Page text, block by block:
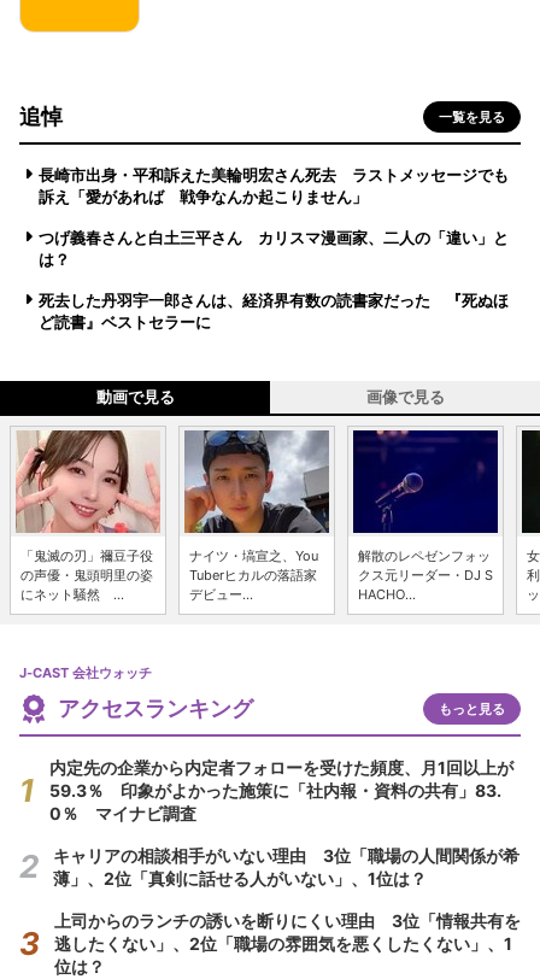
追悼 一覧を見る
長崎市出身・平和訴えた美輪明宏さん死去 ラストメッセージでも
訴え「愛があれば 戦争なんか起こりません」
つげ義春さんと白土三平さん カリスマ漫画家、二人の「違い」と
は？
死去した丹羽宇一郎さんは、経済界有数の読書家だった 『死ぬほ
ど読書』ベストセラーに
動画で見る 画像で見る
「鬼滅の刃」禰豆子役
の声優・鬼頭明里の姿
にネット騒然 ...
ナイツ・塙宣之、You
Tuberヒカルの落語家
デビュー...
解散のレペゼンフォッ
クス元リーダー・DJ S
HACHO...
J-CAST 会社ウォッチ
アクセスランキング もっと見る
内定先の企業から内定者フォローを受けた頻度、月1回以上が
59.3％ 印象がよかった施策に「社内報・資料の共有」83.
0％ マイナビ調査
キャリアの相談相手がいない理由 3位「職場の人間関係が希
薄」、2位「真剣に話せる人がいない」、1位は？
上司からのランチの誘いを断りにくい理由 3位「情報共有を
逃したくない」、2位「職場の雰囲気を悪くしたくない」、1
位は？